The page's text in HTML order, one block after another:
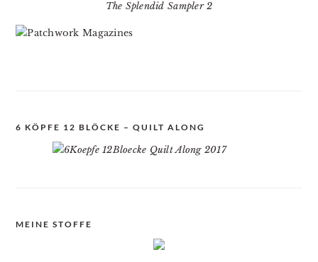
The Splendid Sampler 2
6 KÖPFE 12 BLÖCKE – QUILT ALONG
MEINE STOFFE